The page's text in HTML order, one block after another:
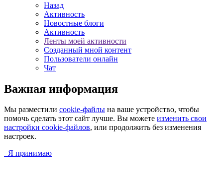
Назад
Активность
Новостные блоги
Активность
Ленты моей активности
Созданный мной контент
Пользователи онлайн
Чат
Важная информация
Мы разместили cookie-файлы на ваше устройство, чтобы
помочь сделать этот сайт лучше. Вы можете изменить свои
настройки cookie-файлов, или продолжить без изменения
настроек.
Я принимаю